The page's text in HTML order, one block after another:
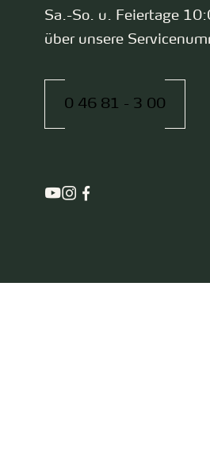
Sa.-So. u. Feiertage
über unsere
0 46 81 - 3 00